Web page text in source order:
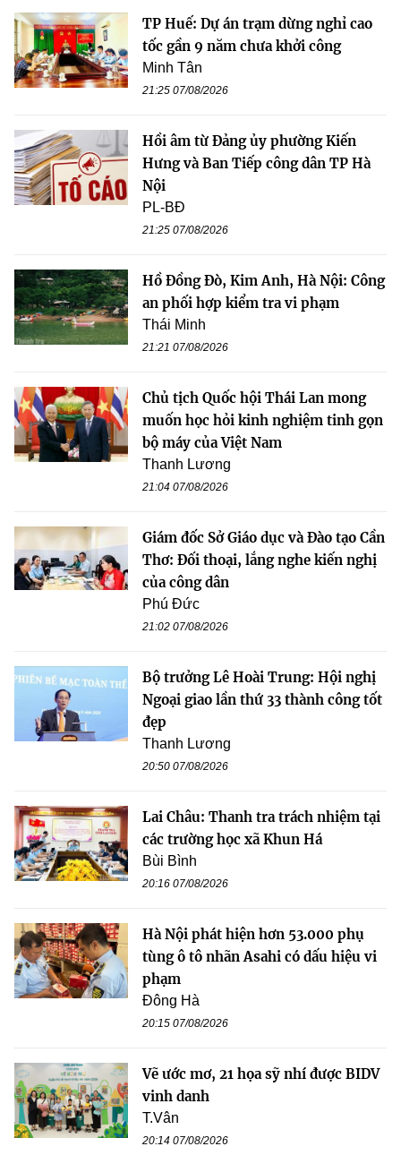
TP Huế: Dự án trạm dừng nghỉ cao
tốc gần 9 năm chưa khởi công
Minh Tân
21:25 07/08/2026
Hồi âm từ Đảng ủy phường Kiến
Hưng và Ban Tiếp công dân TP Hà
Nội
PL-BĐ
21:25 07/08/2026
Hồ Đồng Đò, Kim Anh, Hà Nội: Công
an phối hợp kiểm tra vi phạm
Thái Minh
21:21 07/08/2026
Chủ tịch Quốc hội Thái Lan mong
muốn học hỏi kinh nghiệm tinh gọn
bộ máy của Việt Nam
Thanh Lương
21:04 07/08/2026
Giám đốc Sở Giáo dục và Đào tạo Cần
Thơ: Đối thoại, lắng nghe kiến nghị
của công dân
Phú Đức
21:02 07/08/2026
Bộ trưởng Lê Hoài Trung: Hội nghị
Ngoại giao lần thứ 33 thành công tốt
đẹp
Thanh Lương
20:50 07/08/2026
Lai Châu: Thanh tra trách nhiệm tại
các trường học xã Khun Há
Bùi Bình
20:16 07/08/2026
Hà Nội phát hiện hơn 53.000 phụ
tùng ô tô nhãn Asahi có dấu hiệu vi
phạm
Đông Hà
20:15 07/08/2026
Vẽ ước mơ, 21 họa sỹ nhí được BIDV
vinh danh
T.Vân
20:14 07/08/2026